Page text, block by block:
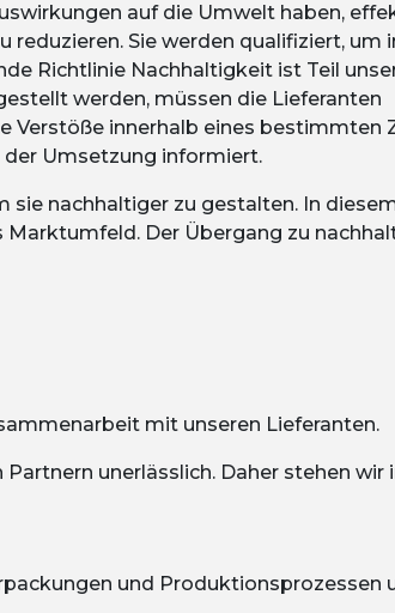
auf die Umwelt haben,
Sie werden qualifiziert, um
Richtlinie Nachhaltigkeit ist Teil
werden, müssen die Lieferanten
Verstöße innerhalb eines bestimmten
der Umsetzung informiert.
sie nachhaltiger zu gestalten. In
Der Übergang zu
mit unseren Lieferanten.
unerlässlich. Daher stehen wir
und Produktionsprozessen